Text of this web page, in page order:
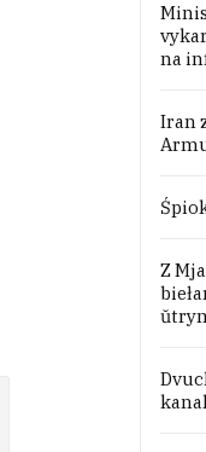
na
Iran
Z